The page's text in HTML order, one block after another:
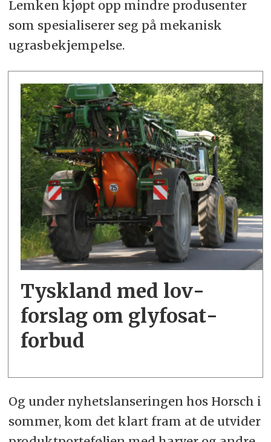
Lemken kjøpt opp mindre produsenter
som spesialiserer seg på mekanisk
ugrasbekjempelse.
Tyskland med lov­
forslag om glyfosat­
forbud
Og under nyhetslanseringen hos Horsch i
sommer, kom det klart fram at de utvider